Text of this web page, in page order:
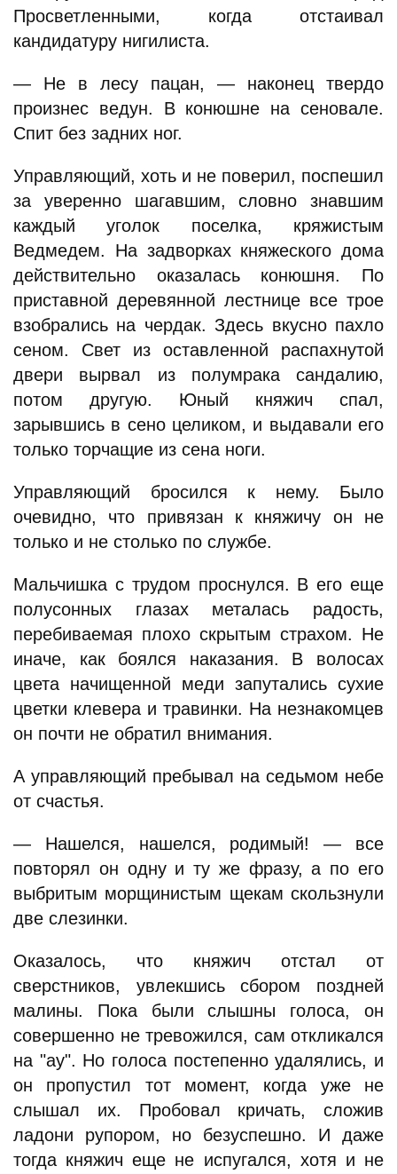
Просветленными, когда отстаивал
кандидатуру нигилиста.
— Не в лесу пацан, — наконец твердо
произнес ведун. В конюшне на сеновале.
Спит без задних ног.
Управляющий, хоть и не поверил, поспешил
за уверенно шагавшим, словно знавшим
каждый уголок поселка, кряжистым
Ведмедем. На задворках княжеского дома
действительно оказалась конюшня. По
приставной деревянной лестнице все трое
взобрались на чердак. Здесь вкусно пахло
сеном. Свет из оставленной распахнутой
двери вырвал из полумрака сандалию,
потом другую. Юный княжич спал,
зарывшись в сено целиком, и выдавали его
только торчащие из сена ноги.
Управляющий бросился к нему. Было
очевидно, что привязан к княжичу он не
только и не столько по службе.
Мальчишка с трудом проснулся. В его еще
полусонных глазах металась радость,
перебиваемая плохо скрытым страхом. Не
иначе, как боялся наказания. В волосах
цвета начищенной меди запутались сухие
цветки клевера и травинки. На незнакомцев
он почти не обратил внимания.
А управляющий пребывал на седьмом небе
от счастья.
— Нашелся, нашелся, родимый! — все
повторял он одну и ту же фразу, а по его
выбритым морщинистым щекам скользнули
две слезинки.
Оказалось, что княжич отстал от
сверстников, увлекшись сбором поздней
малины. Пока были слышны голоса, он
совершенно не тревожился, сам откликался
на "ау". Но голоса постепенно удалялись, и
он пропустил тот момент, когда уже не
слышал их. Пробовал кричать, сложив
ладони рупором, но безуспешно. И даже
тогда княжич еще не испугался, хотя и не